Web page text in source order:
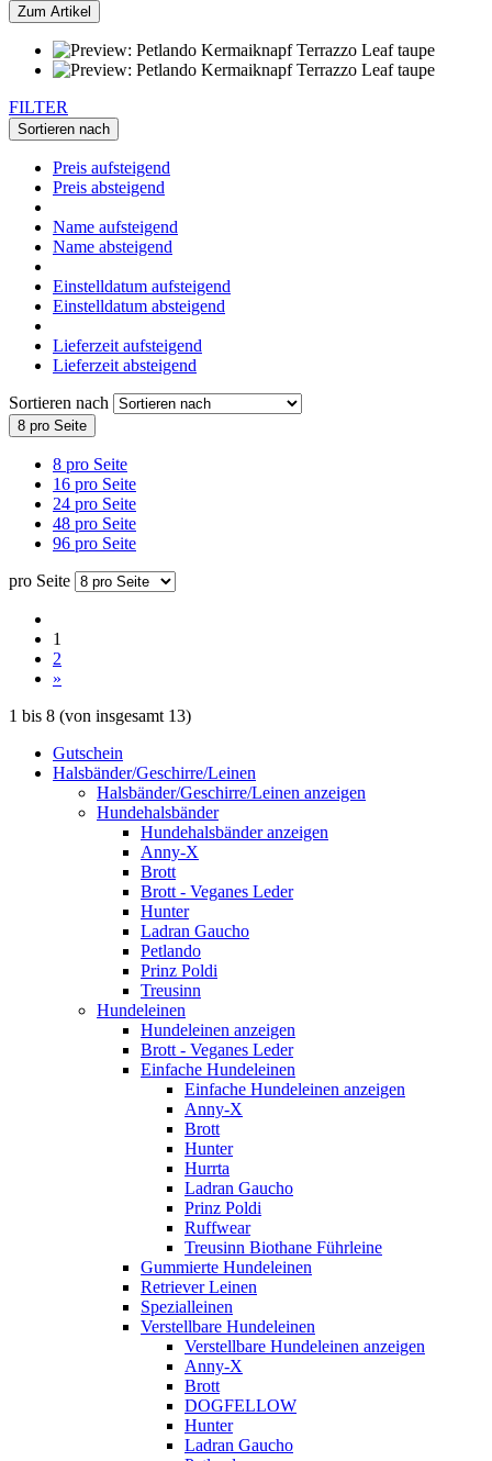
Zum Artikel
FILTER
Sortieren nach
Preis aufsteigend
Preis absteigend
Name aufsteigend
Name absteigend
Einstelldatum aufsteigend
Einstelldatum absteigend
Lieferzeit aufsteigend
Lieferzeit absteigend
Sortieren nach
8 pro Seite
8 pro Seite
16 pro Seite
24 pro Seite
48 pro Seite
96 pro Seite
pro Seite
1
2
»
1 bis 8 (von insgesamt 13)
Gutschein
Halsbänder/Geschirre/Leinen
Halsbänder/Geschirre/Leinen anzeigen
Hundehalsbänder
Hundehalsbänder anzeigen
Anny-X
Brott
Brott - Veganes Leder
Hunter
Ladran Gaucho
Petlando
Prinz Poldi
Treusinn
Hundeleinen
Hundeleinen anzeigen
Brott - Veganes Leder
Einfache Hundeleinen
Einfache Hundeleinen anzeigen
Anny-X
Brott
Hunter
Hurrta
Ladran Gaucho
Prinz Poldi
Ruffwear
Treusinn Biothane Führleine
Gummierte Hundeleinen
Retriever Leinen
Spezialleinen
Verstellbare Hundeleinen
Verstellbare Hundeleinen anzeigen
Anny-X
Brott
DOGFELLOW
Hunter
Ladran Gaucho